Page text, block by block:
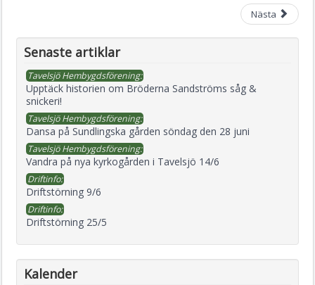
Nästa
Senaste artiklar
Tavelsjö Hembygdsförening:
Upptäck historien om Bröderna Sandströms såg &
snickeri!
Tavelsjö Hembygdsförening:
Dansa på Sundlingska gården söndag den 28 juni
Tavelsjö Hembygdsförening:
Vandra på nya kyrkogården i Tavelsjö 14/6
Driftinfo:
Driftstörning 9/6
Driftinfo:
Driftstörning 25/5
Kalender